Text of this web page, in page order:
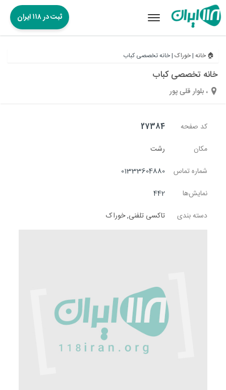
Toggle
ثبت در ۱۱۸ ایران
🏠 خانه |خوراک |خانه تخصصی کباب
خانه تخصصی کباب
، بلوار قلی پور
کد صفحه
27384
مکان
رشت
شماره تماس
01333604880
نمایش‌ها
442
دسته بندی
تاکسی تلفنی,خوراک